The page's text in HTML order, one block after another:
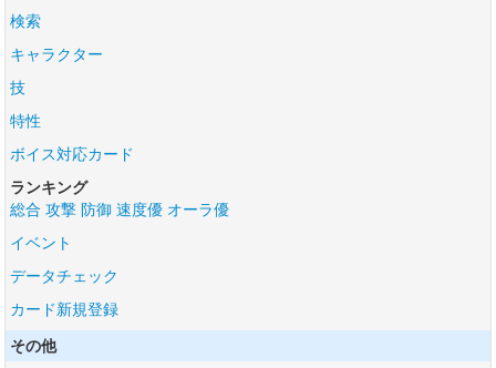
検索
キャラクター
技
特性
ボイス対応カード
ランキング
総合 攻撃 防御 速度優 オーラ優
イベント
データチェック
カード新規登録
その他